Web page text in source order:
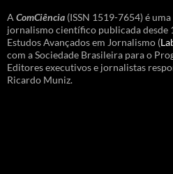
A ComCiência (ISSN 1519-7654) é
jornalismo científico publicada desde
Estudos Avançados em Jornalismo (
com a Sociedade Brasileira para o
Editores executivos e jornalistas
Ricardo Muniz.